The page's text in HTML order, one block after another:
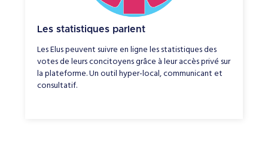
Les statistiques parlent
Les Elus peuvent suivre en ligne les statistiques des
votes de leurs concitoyens grâce à leur accès privé sur
la plateforme. Un outil hyper-local, communicant et
consultatif.